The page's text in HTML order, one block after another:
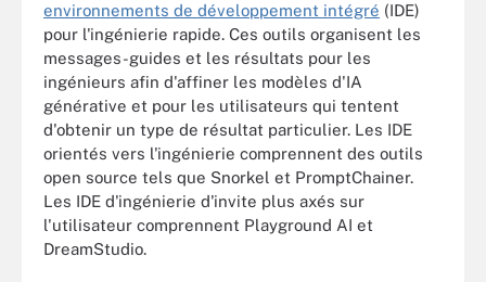
environnements de développement intégré (IDE)
pour l'ingénierie rapide. Ces outils organisent les
messages-guides et les résultats pour les
ingénieurs afin d'affiner les modèles d'IA
générative et pour les utilisateurs qui tentent
d'obtenir un type de résultat particulier. Les IDE
orientés vers l'ingénierie comprennent des outils
open source tels que Snorkel et PromptChainer.
Les IDE d'ingénierie d'invite plus axés sur
l'utilisateur comprennent Playground AI et
DreamStudio.